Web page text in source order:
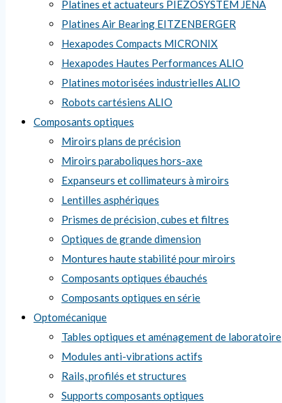
Platines et actuateurs PIEZOSYSTEM JENA
Platines Air Bearing EITZENBERGER
Hexapodes Compacts MICRONIX
Hexapodes Hautes Performances ALIO
Platines motorisées industrielles ALIO
Robots cartésiens ALIO
Composants optiques
Miroirs plans de précision
Miroirs paraboliques hors-axe
Expanseurs et collimateurs à miroirs
Lentilles asphériques
Prismes de précision, cubes et filtres
Optiques de grande dimension
Montures haute stabilité pour miroirs
Composants optiques ébauchés
Composants optiques en série
Optomécanique
Tables optiques et aménagement de laboratoire
Modules anti-vibrations actifs
Rails, profilés et structures
Supports composants optiques